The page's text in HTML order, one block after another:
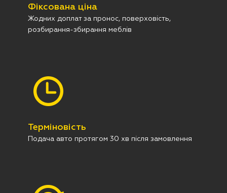
Фіксована ціна
Жодних доплат за пронос, поверховість,
розбирання-збирання меблів
Терміновість
Подача авто протягом 30 хв після замовлення